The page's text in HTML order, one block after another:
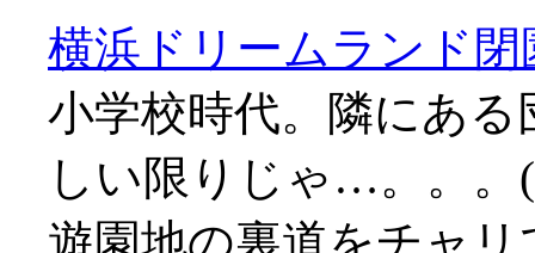
横浜ドリームランド閉
小学校時代。隣にあ
しい限りじゃ…。。。
遊園地の裏道をチャ